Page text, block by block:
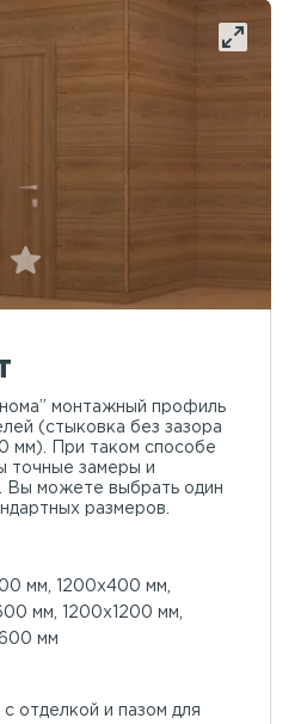
монтажный профиль
(стыковка без зазора
мм). При таком способе
точные замеры и
Вы можете выбрать один
размеров.
мм, 1200х400 мм,
мм, 1200х1200 мм,
мм
отделкой и пазом для